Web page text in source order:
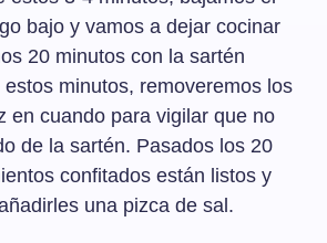
bajo y vamos a dejar cocinar
20 minutos con la sartén
minutos, removeremos los
en cuando para vigilar que no
de la sartén. Pasados los 20
confitados están listos y
una pizca de sal.